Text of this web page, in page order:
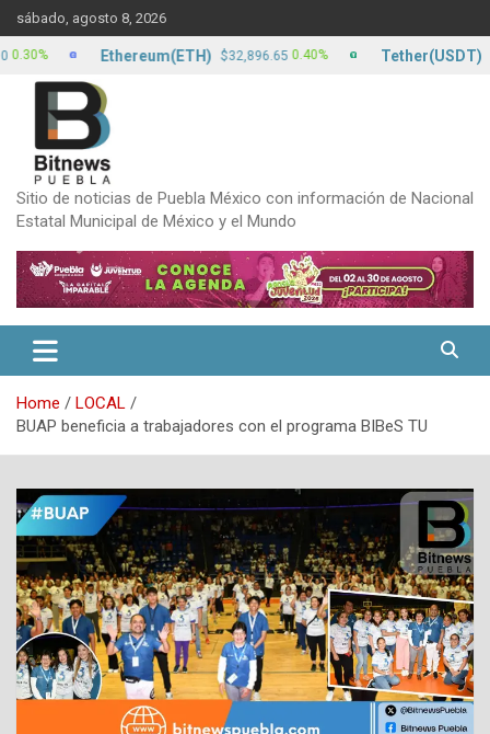
Skip
to
content
sábado, agosto 8, 2026
Sitio de noticias de Puebla México con información de Nacional
Estatal Municipal de México y el Mundo
Home
LOCAL
BUAP beneficia a trabajadores con el programa BIBeS TU
Ethereum(ETH) $32,896.65 0.40% Tether(USDT) $17.12